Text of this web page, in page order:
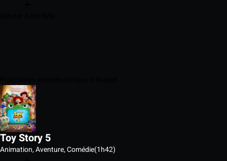
Toy Story 5
Animation, Aventure, Comédie(1h42)